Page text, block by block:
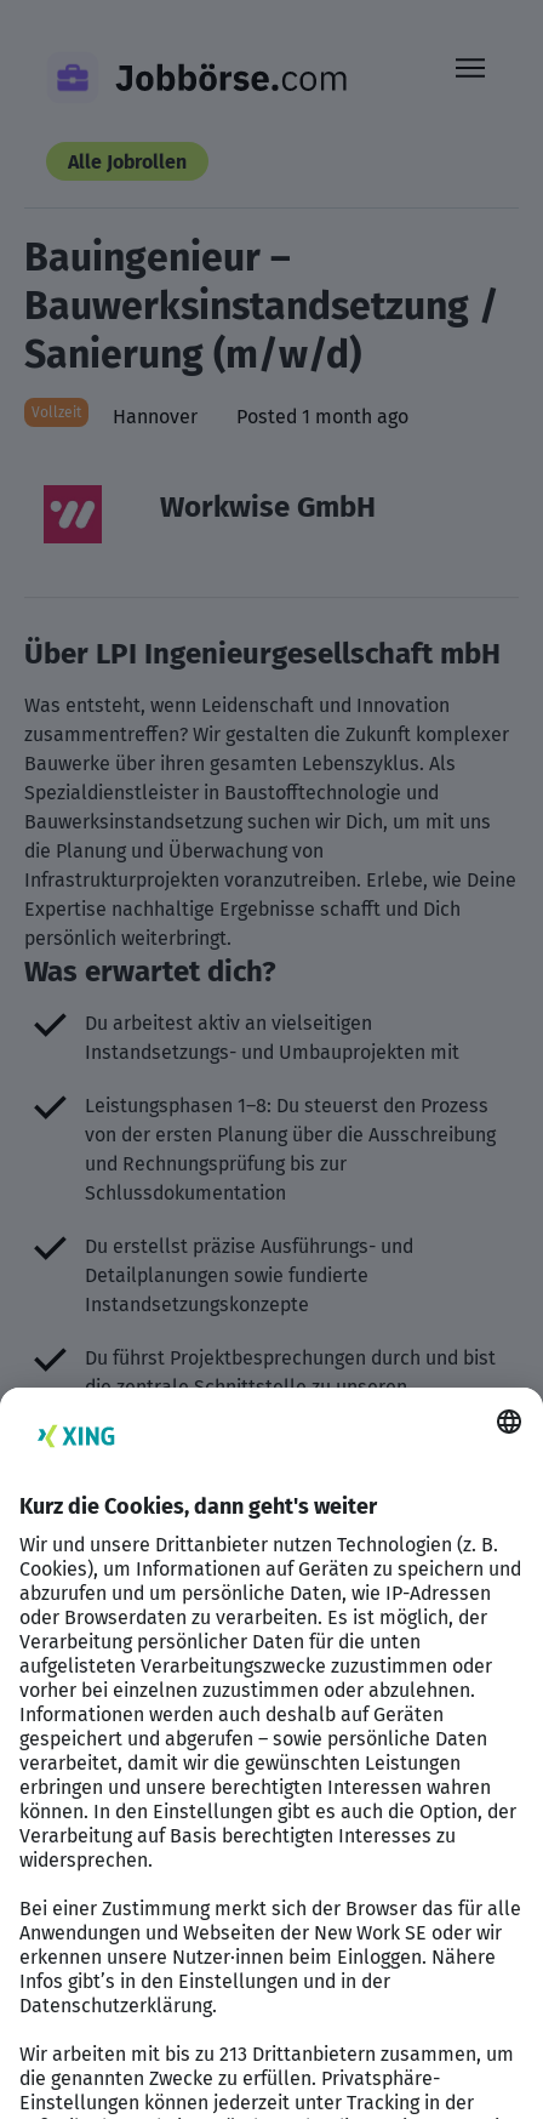
content
Alle Jobrollen
Bauingenieur –
Bauwerksinstandsetzung /
Sanierung (m/w/d)
Vollzeit Hannover Posted 1 month ago
Workwise GmbH
Über LPI Ingenieurgesellschaft mbH
Was entsteht, wenn Leidenschaft und Innovation
zusammentreffen? Wir gestalten die Zukunft komplexer
Bauwerke über ihren gesamten Lebenszyklus. Als
Spezialdienstleister in Baustofftechnologie und
Bauwerksinstandsetzung suchen wir Dich, um mit uns
die Planung und Überwachung von
Infrastrukturprojekten voranzutreiben. Erlebe, wie Deine
Expertise nachhaltige Ergebnisse schafft und Dich
persönlich weiterbringt.
Was erwartet dich?
Du arbeitest aktiv an vielseitigen
Instandsetzungs- und Umbauprojekten mit
Leistungsphasen 1–8: Du steuerst den Prozess
von der ersten Planung über die Ausschreibung
und Rechnungsprüfung bis zur
Schlussdokumentation
Du erstellst präzise Ausführungs- und
Detailplanungen sowie fundierte
Instandsetzungskonzepte
Du führst Projektbesprechungen durch und bist
die zentrale Schnittstelle zu unseren
verantwortest die fachgerechte Prüfung aller
Was solltest du mitbringen?
Du hast ein erfolgreich abgeschlossenes Studium
im Bauingenieurwesen (Bachelor oder Master)
Du bist bereit für Dienstreisen (vorrangig Inland,
vereinzelt Ausland), um unsere Projekte direkt
vor Ort zu betreuen
Du zeichnest dich durch Eigeninitiative,
Engagement und eine zuverlässige, flexible
Arbeitsweise aus
Du bist sicher im Umgang mit MS Office und hast
eine Affinität zu modernen Planungstools
Was bieten wir dir?
Leistungsgerechte Vergütung sowie betriebliche